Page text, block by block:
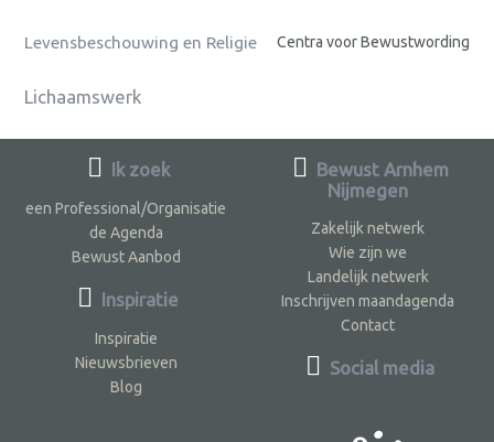
Levensbeschouwing en Religie Centra voor Bewustwording
Lichaamswerk
Ik zoek
een Professional/Organisatie
de Agenda
Bewust Aanbod
Inspiratie
Inspiratie
Nieuwsbrieven
Blog
Bewust Arnhem
Nijmegen
Zakelijk netwerk
Wie zijn we
Landelijk netwerk
Inschrijven maandagenda
Contact
Social media